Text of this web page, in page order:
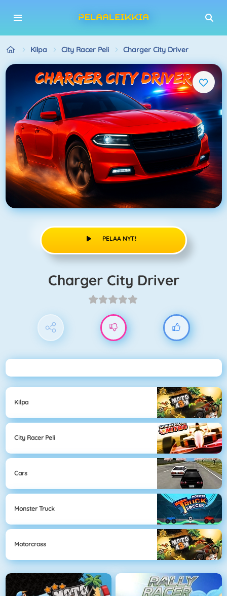
Kilpa City Racer Peli Charger City Driver
PELAA NYT!
Charger City Driver
Kilpa
City Racer Peli
Cars
Monster Truck
Motorcross